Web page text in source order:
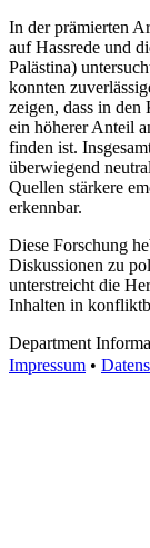
In der prämierten
auf Hassrede und
Palästina)
konnten
zeigen, dass in
ein höherer Anteil
finden ist.
überwiegend
Quellen stärkere
erkennbar.
Diese Forschung
Diskussionen zu
unterstreicht die
Inhalten in
Department
Impressum •